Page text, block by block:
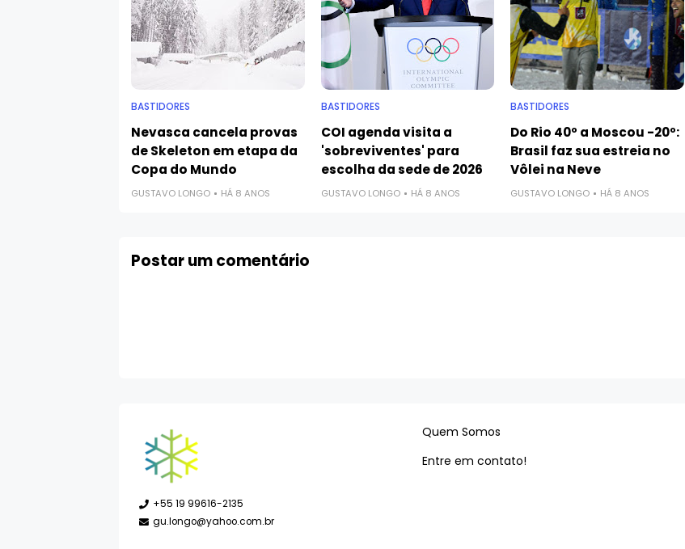
BASTIDORES
Nevasca cancela provas
de Skeleton em etapa da
Copa do Mundo
GUSTAVO LONGO HÁ 8 ANOS
BASTIDORES
COI agenda visita a
'sobreviventes' para
escolha da sede de 2026
GUSTAVO LONGO HÁ 8 ANOS
BASTIDORES
Do Rio 40º a Moscou -20º:
Brasil faz sua estreia no
Vôlei na Neve
GUSTAVO LONGO HÁ 8 ANOS
Postar um comentário
+55 19 99616-2135
gu.longo@yahoo.com.br
Quem Somos
Entre em contato!